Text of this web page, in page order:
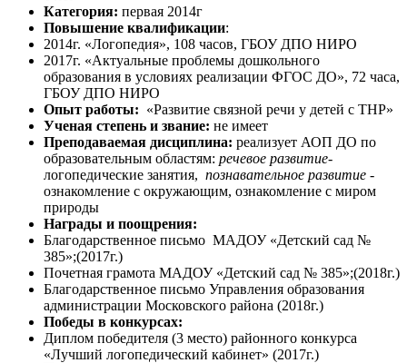
Категория: первая 2014г
Повышение квалификации:
2014г. «Логопедия», 108 часов, ГБОУ ДПО НИРО
2017г. «Актуальные проблемы дошкольного
образования в условиях реализации ФГОС ДО», 72 часа,
ГБОУ ДПО НИРО
Опыт работы: «Развитие связной речи у детей с ТНР»
Ученая степень и звание: не имеет
Преподаваемая дисциплина: реализует АОП ДО по
образовательным областям: речевое развитие-
логопедические занятия, познавательное развитие -
ознакомление с окружающим, ознакомление с миром
природы
Награды и поощрения:
Благодарственное письмо МАДОУ «Детский сад №
385»;(2017г.)
Почетная грамота МАДОУ «Детский сад № 385»;(2018г.)
Благодарственное письмо Управления образования
администрации Московского района (2018г.)
Победы в конкурсах:
Диплом победителя (3 место) районного конкурса
«Лучший логопедический кабинет» (2017г.)